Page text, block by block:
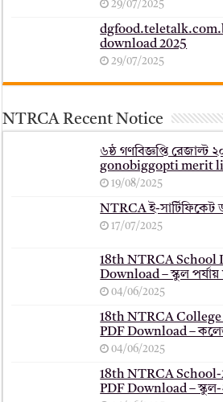
29/07/2025
download 2025
29/07/2025
NTRCA Recent Notice
৬ষ্ঠ গণবিজ্ঞপ্তি রেজাল্ট
gonobiggopti merit
19/08/2025
NTRCA ই-সার্টিফিকেট
17/07/2025
18th NTRCA School
Download – স্কুল
04/06/2025
18th NTRCA College
PDF Download –
04/06/2025
18th NTRCA School-
PDF Download –